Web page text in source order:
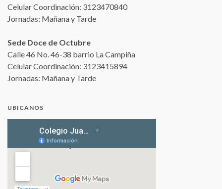
Celular Coordinación: 3123470840
Jornadas: Mañana y Tarde
Sede Doce de Octubre
Calle 46 No. 46-38 barrio La Campiña
Celular Coordinación: 3123415894
Jornadas: Mañana y Tarde
UBICANOS